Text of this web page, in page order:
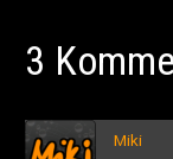
3
Miki